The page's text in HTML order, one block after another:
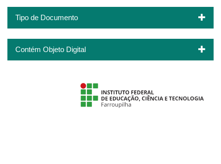
Tipo de Documento
Contém Objeto Digital